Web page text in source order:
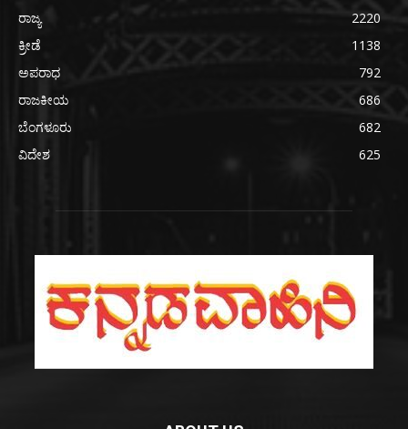
ರಾಜ್ಯ
2220
ಕ್ರೀಡೆ
1138
ಅಪರಾಧ
792
ರಾಜಕೀಯ
686
ಬೆಂಗಳೂರು
682
ವಿದೇಶ
625